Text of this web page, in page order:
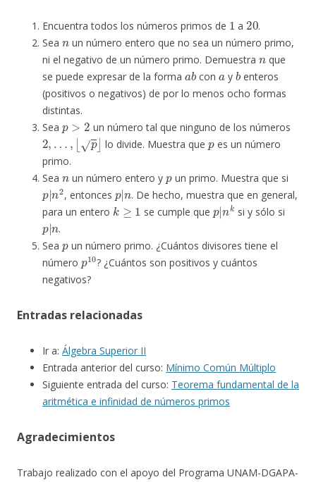
Encuentra todos los números primos de a
20
.
Sea
n
un número entero que no sea un número primo,
ni el negativo de un número primo. Demuestra
n
que
se puede expresar de la forma
ab
con
a
y
b
enteros
(positivos o negativos) de por lo menos ocho formas
distintas.
Sea
p>2
un número tal que ninguno de los números
2,…,⌊ p
lo divide. Muestra que
p
es un número
primo.
Sea
n
un número entero y un primo. Muestra que si
p|n2
, entonces
p|n
. De hecho, muestra que en general,
para un entero
k≥1
se cumple que
p| nk
si y sólo si
p|n
.
Sea
un número primo. ¿Cuántos divisores tiene el
número
p10
? ¿Cuántos son positivos y cuántos
negativos?
Entradas relacionadas
Ir a: Álgebra Superior II
Entrada anterior del curso: Mínimo Común Múltiplo
Siguiente entrada del curso: Teorema fundamental de la
aritmética e infinidad de números primos
Agradecimientos
Trabajo realizado con el apoyo del Programa UNAM-DGAPA-